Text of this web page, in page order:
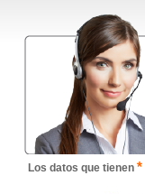
Los datos que tienen *